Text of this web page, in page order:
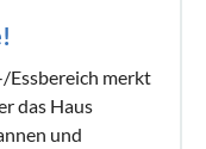
Essbereich merkt
das Haus
und